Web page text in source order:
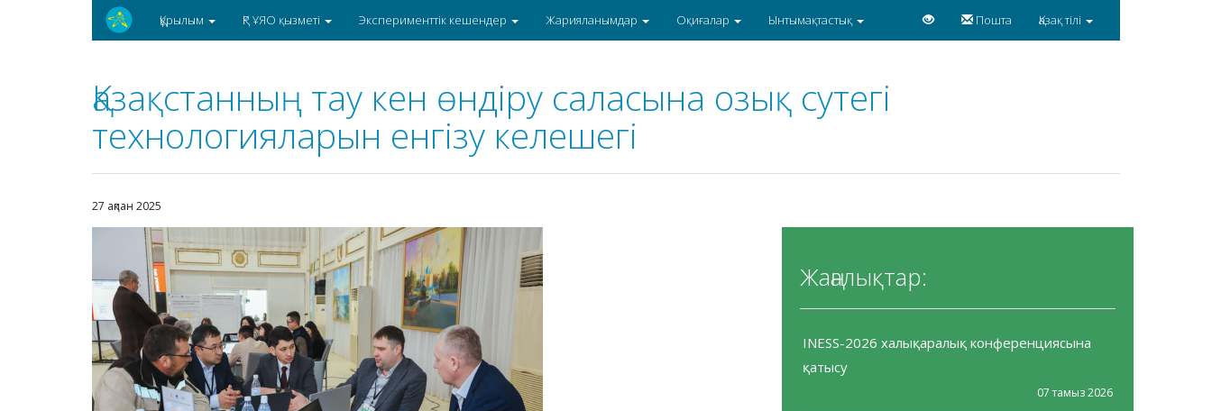
Құрылым ҚР ҰЯО қызметі Эксперименттік кешендер Жарияланымдар Оқиғалар Ынтымақтастық Пошта Қазақ тілі
Қазақстанның тау кен өндіру саласына озық сутегі
технологияларын енгізу келешегі
27 ақпан 2025
Жаңалықтар:
INESS-2026 халықаралық конференциясына
қатысу
07 тамыз 2026